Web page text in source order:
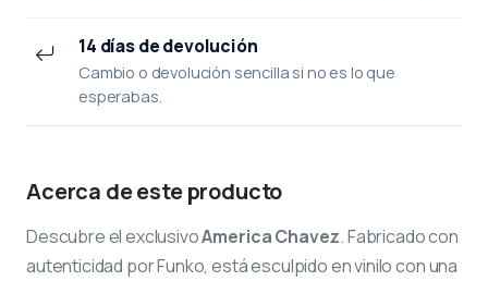
14 días de devolución
Cambio o devolución sencilla si no es lo que
esperabas.
Acerca de este producto
Descubre el exclusivoAmerica Chavez. Fabricado con
autenticidad por Funko, está esculpido en vinilo con una